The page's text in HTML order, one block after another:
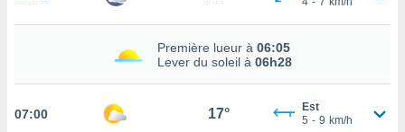
des
ET
Première lueur à 06:05
Lever du soleil à 06h28
07:00 17°
Est
5 - 9 km/h